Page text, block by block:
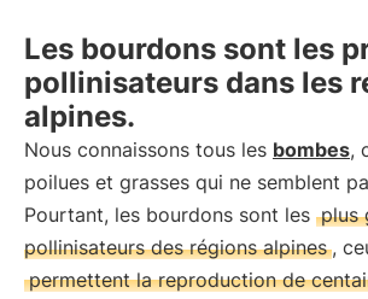
Les bourdons sont les
pollinisateurs dans les
alpines.
Nous connaissons tous les bombes,
poilues et grasses qui ne semblent
Pourtant, les bourdons sont les plus
pollinisateurs des régions alpines ,
permettent la reproduction de